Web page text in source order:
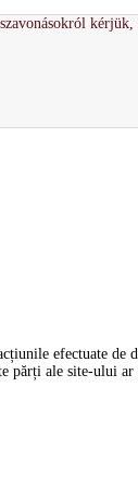
kérjük,
efectuate de
părți ale site-ului ar